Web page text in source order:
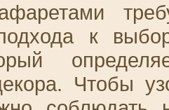
подхода к
Чтобы